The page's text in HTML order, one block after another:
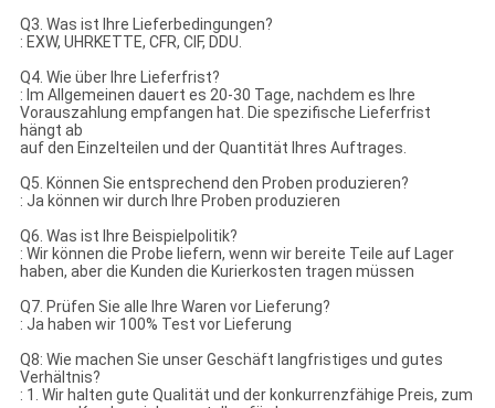
Q3. Was ist Ihre Lieferbedingungen?
: EXW, UHRKETTE, CFR, CIF, DDU.
Q4. Wie über Ihre Lieferfrist?
: Im Allgemeinen dauert es 20-30 Tage, nachdem es Ihre
Vorauszahlung empfangen hat. Die spezifische Lieferfrist
hängt ab
auf den Einzelteilen und der Quantität Ihres Auftrages.
Q5. Können Sie entsprechend den Proben produzieren?
: Ja können wir durch Ihre Proben produzieren
Q6. Was ist Ihre Beispielpolitik?
: Wir können die Probe liefern, wenn wir bereite Teile auf Lager
haben, aber die Kunden die Kurierkosten tragen müssen
Q7. Prüfen Sie alle Ihre Waren vor Lieferung?
: Ja haben wir 100% Test vor Lieferung
Q8: Wie machen Sie unser Geschäft langfristiges und gutes
Verhältnis?
: 1. Wir halten gute Qualität und der konkurrenzfähige Preis, zum